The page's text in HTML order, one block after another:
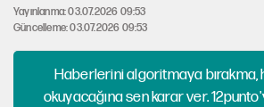
Yayınlanma: 03.07.2026 09:53
Güncelleme: 03.07.2026 09:53
Haberlerini algoritmaya bırakma,
okuyacağına sen karar ver.